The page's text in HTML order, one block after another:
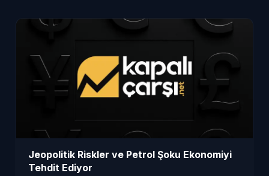
Jeopolitik Riskler ve Petrol Şoku Ekonomiyi
Tehdit Ediyor